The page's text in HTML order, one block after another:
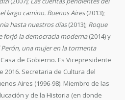
largo camino. Buenos Aires(2013);
hasta nuestros días(2013); Roque
forjó la democracia moderna(2014) y
una mujer en la tormenta
de Gobierno. Es Vicepresidente
2016. Secretaria de Cultura del
Aires (1996-98). Miembro de las
y de la Historia (en donde